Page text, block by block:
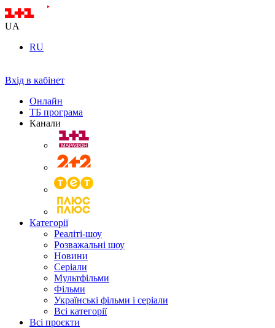
UA
RU
Вхід в кабінет
Онлайн
ТБ програма
Канали
Категорії
Реаліті-шоу
Розважальні шоу
Новини
Серіали
Мультфільми
Фільми
Українські фільми і серіали
Всі категорії
Всі проєкти